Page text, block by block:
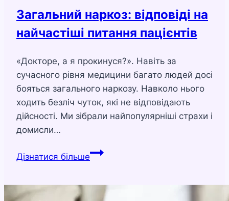
Загальний наркоз: відповіді на
найчастіші питання пацієнтів
«Докторе, а я прокинуся?». Навіть за
сучасного рівня медицини багато людей досі
бояться загального наркозу. Навколо нього
ходить безліч чуток, які не відповідають
дійсності. Ми зібрали найпопулярніші страхи і
домисли…
Дізнатися більшеЗагальний